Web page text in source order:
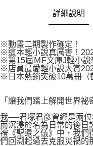
權轉讓予恩沛科技股份有限公
２．關於個人資料處理事宜
https://aftee.tw/terms/#terms3
３．未成年的使用者請事先徵
「AFTEE先享後付」，若未
４．使用「AFTEE先享後付
請求用戶進行身份認證。
５．嚴禁一人註冊多個帳號
恩沛科技股份有限公司將有權
付款後7-11取貨
每筆NT$80，滿NT$500(
宅配
國家/地區配送
詳細說明
※動畫二期製作確定！
※這本輕小說真厲害！
※第15屆ＭF文庫J輕小說
※店員最愛輕小說大賞
※日本熱銷突破10萬冊（
「讓我們踏上解開世界祕
我──君塚君彥曾經是兩
而沉浸於名為日常的後日
禮《聖還之儀》中，我們
們回溯起過去克服災禍